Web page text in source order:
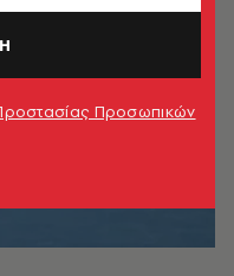
Προσωπικών